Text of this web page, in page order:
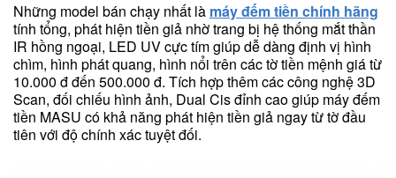
Những model bán chạy nhất là máy đếm tiền chính hãng
tính tổng, phát hiện tiền giả nhờ trang bị hệ thống mắt thần
IR hồng ngoại, LED UV cực tím giúp dễ dàng định vị hình
chìm, hình phát quang, hình nổi trên các tờ tiền mệnh giá từ
10.000 đ đến 500.000 đ. Tích hợp thêm các công nghệ 3D
Scan, đối chiếu hình ảnh, Dual Cis đỉnh cao giúp máy đếm
tiền MASU có khả năng phát hiện tiền giả ngay từ tờ đầu
tiên với độ chính xác tuyệt đối.